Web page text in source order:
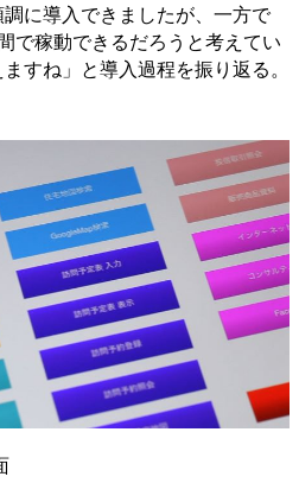
に導入できましたが、一方で
で稼動できるだろうと考えてい
すね」と導入過程を振り返る。